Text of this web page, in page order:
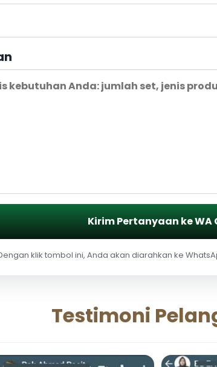
Kirim Pertanyaan ke WA
klik tombol ini, Anda akan diarahkan ke
Testimoni